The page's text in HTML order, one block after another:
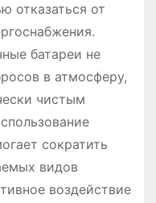
отказаться от
батареи не
в атмосферу,
чистым
сократить
видов
воздействие